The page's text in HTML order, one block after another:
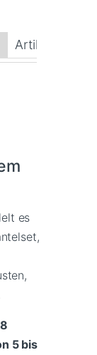
Artikeldetails
es
5 bis